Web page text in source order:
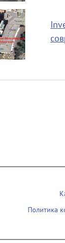
Политика